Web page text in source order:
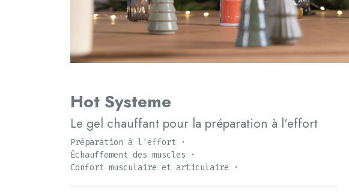
Hot Systeme
Le gel chauffant pour la préparation à l'effort
Préparation à l'effort ·
Échauffement des muscles ·
Confort musculaire et articulaire ·